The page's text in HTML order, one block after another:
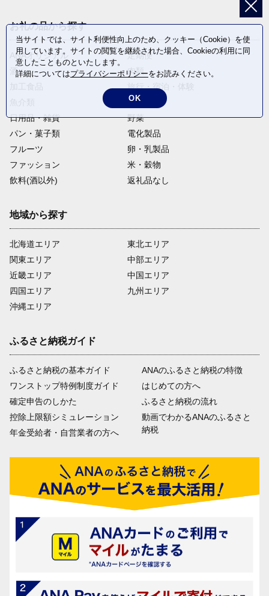
お礼の品から探す
ANAオリジナル
定期便
酒
肉類
旅行・宿泊・体験
麺類
日用品・雑貨
野菜
パン・菓子類
電化製品
フルーツ
卵・乳製品
ファッション
米・穀物
飲料(酒以外)
返礼品なし
地域から探す
北海道エリア
関東エリア
近畿エリア
四国エリア
沖縄エリア
東北エリア
中部エリア
中国エリア
九州エリア
ふるさと納税ガイド
ふるさと納税の基本ガイド
ワンストップ特例制度ガイド
確定申告のしかた
控除上限額シミュレーション
年金受給者・自営業者の方へ
ANAのふるさと納税の特徴
はじめての方へ
ふるさと納税の流れ
動画でわかるANAのふるさと
納税
当サイトでは、サイト利便性向上のため、クッキー（Cookie）を使
用しています。サイトの閲覧を継続された場合、Cookieの利用に同
意したことものといたします。
詳細についてはプライバシーポリシーをお読みください。
OK